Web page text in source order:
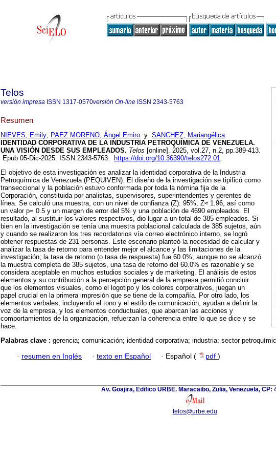
Telos
versión impresa ISSN 1317-0570versión On-line ISSN 2343-5763
Resumen
NIEVES, Emily; PAEZ MORENO, Ángel Emiro y SANCHEZ, Mariangélica.
IDENTIDAD CORPORATIVA DE LA INDUSTRIA PETROQUÍMICA DE VENEZUELA.
UNA VISIÓN DESDE SUS EMPLEADOS. Telos [online]. 2025, vol.27, n.2, pp.389-413.
Epub 05-Dic-2025. ISSN 2343-5763.
https://doi.org/10.36390/telos272.01.
El objetivo de esta investigación es analizar la identidad corporativa de la Industria
Petroquímica de Venezuela (PEQUIVEN). El diseño de la investigación se tipificó como
transeccional y la población estuvo conformada por toda la nómina fija de la
Corporación, constituida por analistas, supervisores, superintendentes y gerentes de
línea. Se calculó una muestra, con un nivel de confianza (Z): 95%, Z≈ 1.96, así como
un valor p= 0.5 y un margen de error del 5% y una población de 4690 empleados. El
resultado, al sustituir los valores respectivos, dio lugar a un total de 385 empleados. Si
bien en la investigación se tenía una muestra poblacional calculada de 385 sujetos, aún
y cuando se realizaron los tres recordatorios vía correo electrónico interno, se logró
obtener respuestas de 231 personas. Este escenario planteó la necesidad de calcular y
analizar la tasa de retorno para entender mejor el alcance y las limitaciones de la
investigación; la tasa de retorno (o tasa de respuesta) fue 60.0%; aunque no se alcanzó
la muestra completa de 385 sujetos, una tasa de retorno del 60.0% es razonable y se
considera aceptable en muchos estudios sociales y de marketing. El análisis de estos
elementos y su contribución a la percepción general de la empresa permitió concluir
que los elementos visuales, como el logotipo y los colores corporativos, juegan un
papel crucial en la primera impresión que se tiene de la compañía. Por otro lado, los
elementos verbales, incluyendo el tono y el estilo de comunicación, ayudan a definir la
voz de la empresa, y los elementos conductuales, que abarcan las acciones y
comportamientos de la organización, refuerzan la coherencia entre lo que se dice y se
hace.
Palabras clave : gerencia; comunicación; identidad corporativa; industria; sector
· resumen en Inglés · texto en Español · Español ( pdf )
Av. Goajira, Edifico URBE. Maracaibo, Zulia, Venezuela, CP:
telos@urbe.edu